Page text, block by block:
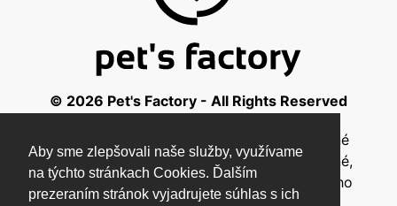
Aby sme zlepšovali naše služby, využívame
na týchto stránkach Cookies. Ďalším
prezeraním stránok vyjadrujete súhlas s ich
© 2026 Pet's Factory - All Rights Reserved
Táto stránka a všetky jej súčasti sú chránené
autorským zákonom a nesmú byť kopírované,
rozmnožované ani inak šírené bez písomného